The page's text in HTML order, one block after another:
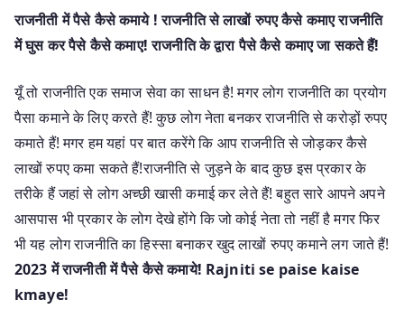
राजनीती में पैसे कैसे कमाये ! राजनीति से लाखों रुपए कैसे कमाए राजनीति
में घुस कर पैसे कैसे कमाए! राजनीति के द्वारा पैसे कैसे कमाए जा सकते हैं!
यूँ तो राजनीति एक समाज सेवा का साधन है! मगर लोग राजनीति का प्रयोग
पैसा कमाने के लिए करते हैं! कुछ लोग नेता बनकर राजनीति से करोड़ों रुपए
कमाते हैं! मगर हम यहां पर बात करेंगे कि आप राजनीति से जोड़कर कैसे
लाखों रुपए कमा सकते हैं!राजनीति से जुड़ने के बाद कुछ इस प्रकार के
तरीके हैं जहां से लोग अच्छी खासी कमाई कर लेते हैं! बहुत सारे आपने अपने
आसपास भी प्रकार के लोग देखे होंगे कि जो कोई नेता तो नहीं है मगर फिर
भी यह लोग राजनीति का हिस्सा बनाकर खुद लाखों रुपए कमाने लग जाते हैं!
2023 में राजनीती में पैसे कैसे कमाये! Rajniti se paise kaise
kmaye!